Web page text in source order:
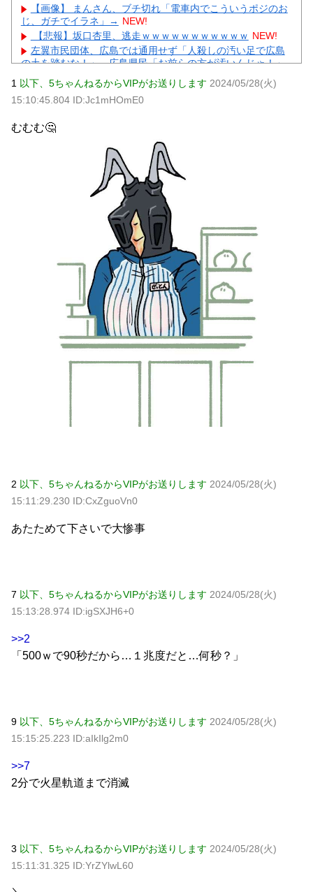
【画像】 まんさん、ブチ切れ「電車内でこういうポジのお
じ、ガチでイラネ」→ NEW!
【悲報】坂口杏里、逃走ｗｗｗｗｗｗｗｗｗｗｗ NEW!
左翼市民団体、広島では通用せず「人殺しの汚い足で広島
の土を踏むな！」→広島県民「お前らの方が汚いんじゃ！」
会社「君、転勤ね」→ 男性社員「それなら妻のほうが稼ぎ
いいんで辞めます」⇒ 結果・・・
→更年期本音大合唱にｗｗｗ
【驚愕】GLAYのTERU”55歳激変”にガル民総ツッコミ→鼻
科学論争に発展ｗｗｗ
元AKB社長、22億円申告漏れ 乃木坂46運営会社の株式を
パチンコ京楽産業に譲渡【ノース・リバー】【窪田康志】
元AKB社長、22億円申告漏れ 乃木坂46運営会社の株式を
パチンコ京楽産業に譲渡【ノース・リバー】【窪田康志】
Powered by livedoor 相互RSS
1 以下、5ちゃんねるからVIPがお送りします 2024/05/28(火)
15:10:45.804 ID:Jc1mHOmE0
むむむ🤔
2 以下、5ちゃんねるからVIPがお送りします 2024/05/28(火)
15:11:29.230 ID:CxZguoVn0
あたためて下さいで大惨事
7 以下、5ちゃんねるからVIPがお送りします 2024/05/28(火)
15:13:28.974 ID:igSXJH6+0
>>2
「500ｗで90秒だから…１兆度だと…何秒？」
9 以下、5ちゃんねるからVIPがお送りします 2024/05/28(火)
15:15:25.223 ID:aIkIlg2m0
>>7
2分で火星軌道まで消滅
3 以下、5ちゃんねるからVIPがお送りします 2024/05/28(火)
15:11:31.325 ID:YrZYlwL60